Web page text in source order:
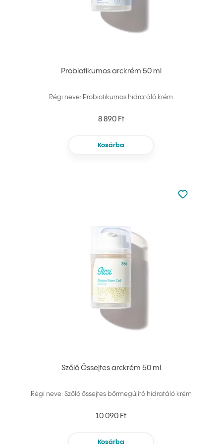
Probiotikumos arckrém 50 ml
Régi neve: Probiotikumos hidratáló krém
8 890 Ft
Kosárba
Szőlő Őssejtes arckrém 50 ml
Régi neve: Szőlő őssejtes bőrmegújító hidratáló krém
10 090 Ft
Kosárba
Nincsen
Hozzáadás